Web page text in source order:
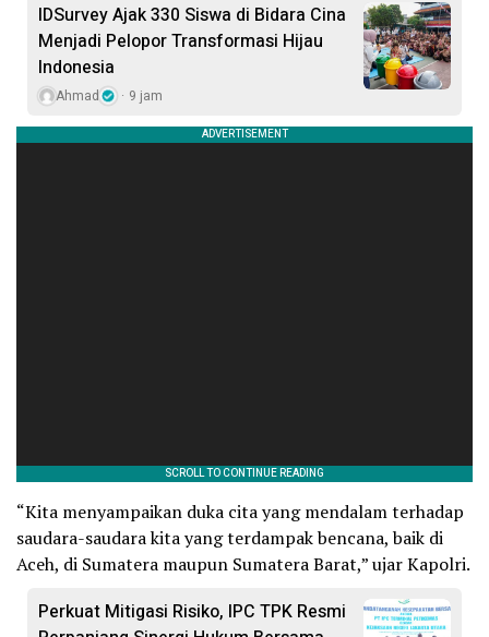
IDSurvey Ajak 330 Siswa di Bidara Cina
Menjadi Pelopor Transformasi Hijau
Indonesia
Ahmad 9 jam
“Kita menyampaikan duka cita yang mendalam terhadap
saudara-saudara kita yang terdampak bencana, baik di
Aceh, di Sumatera maupun Sumatera Barat,” ujar Kapolri.
Perkuat Mitigasi Risiko, IPC TPK Resmi